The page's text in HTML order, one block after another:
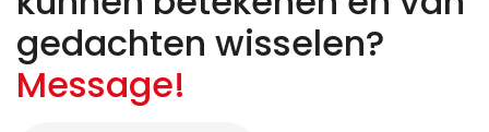
gedachten wisselen?
Message!
Zoeken naar producten